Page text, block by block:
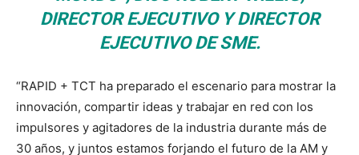
DIRECTOR EJECUTIVO Y DIRECTOR
EJECUTIVO DE SME.
“RAPID + TCT ha preparado el escenario para mostrar la
innovación, compartir ideas y trabajar en red con los
impulsores y agitadores de la industria durante más de
30 años, y juntos estamos forjando el futuro de la AM y